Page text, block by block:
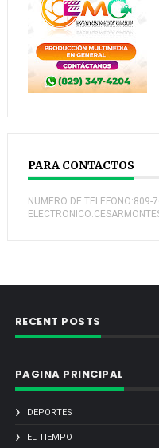
PARA CONTACTOS
NUMERO DE TELEFONO:809-
RECENT POSTS
PAGINA PRINCIPAL
DEPORTES
EL TIEMPO